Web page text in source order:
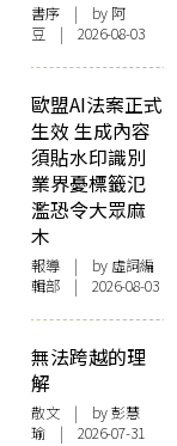
書序 | by 阿
豆 | 2026-08-03
歐盟AI法案正式
生效 生成內容
須貼水印識別
業界憂標籤氾
濫恐令大眾麻
木
報導 | by 虛詞編
輯部 | 2026-08-03
無法跨越的理
解
散文 | by 彭慧
瑜 | 2026-07-31